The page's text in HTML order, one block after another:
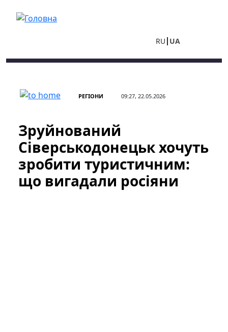
RU UA
РЕГІОНИ 09:27, 22.05.2026
Зруйнований
Сіверськодонецьк хочуть
зробити туристичним:
що вигадали росіяни